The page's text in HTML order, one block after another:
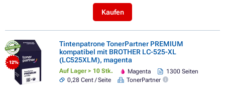
Kaufen
- 12%
Tintenpatrone TonerPartner PREMIUM
kompatibel mit BROTHER LC-525-XL
(LC525XLM), magenta
Auf Lager > 10 Stk. Magenta
1300 Seiten
0,28 Cent / Seite
TonerPartner